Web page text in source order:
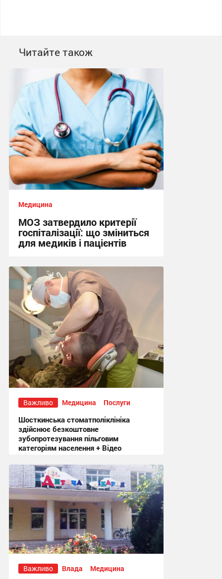
Читайте також
Медицина
МОЗ затвердило критерії
госпіталізації: що зміниться
для медиків і пацієнтів
09:12 сьогодні
Важливо Медицина Послуги
Шосткинська стоматполіклініка
здійснює безкоштовне
зубопротезування пільговим
категоріям населення + Відео
18:58, 5.08.2026
Важливо Влада Медицина